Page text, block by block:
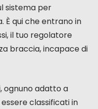
sistema per
È qui che entrano in
il tuo regolatore
braccia, incapace di
ognuno adatto a
classificati in